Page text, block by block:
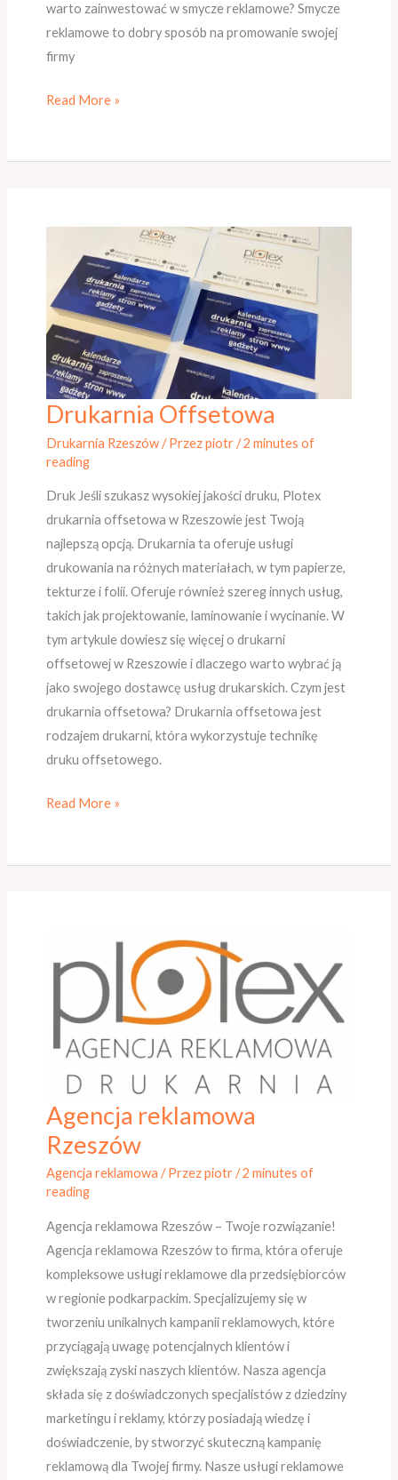
warto zainwestować w smycze reklamowe? Smycze
reklamowe to dobry sposób na promowanie swojej
firmy
Read More »
Drukarnia Offsetowa
Drukarnia Rzeszów/ Przezpiotr/2 minutes of
reading
Druk Jeśli szukasz wysokiej jakości druku, Plotex
drukarnia offsetowa w Rzeszowie jest Twoją
najlepszą opcją. Drukarnia ta oferuje usługi
drukowania na różnych materiałach, w tym papierze,
tekturze i folii. Oferuje również szereg innych usług,
takich jak projektowanie, laminowanie i wycinanie. W
tym artykule dowiesz się więcej o drukarni
offsetowej w Rzeszowie i dlaczego warto wybrać ją
jako swojego dostawcę usług drukarskich. Czym jest
drukarnia offsetowa? Drukarnia offsetowa jest
rodzajem drukarni, która wykorzystuje technikę
druku offsetowego.
Drukarnia
Read More »
Agencja reklamowa
Rzeszów
Agencja reklamowa / Przezpiotr/2 minutes of
reading
Agencja reklamowa Rzeszów – Twoje rozwiązanie!
Agencja reklamowa Rzeszów to firma, która oferuje
kompleksowe usługi reklamowe dla przedsiębiorców
w regionie podkarpackim. Specjalizujemy się w
tworzeniu unikalnych kampanii reklamowych, które
przyciągają uwagę potencjalnych klientów i
zwiększają zyski naszych klientów. Nasza agencja
składa się z doświadczonych specjalistów z dziedziny
marketingu i reklamy, którzy posiadają wiedzę i
doświadczenie, by stworzyć skuteczną kampanię
reklamową dla Twojej firmy. Nasze usługi reklamowe
Agencja
reklamowa